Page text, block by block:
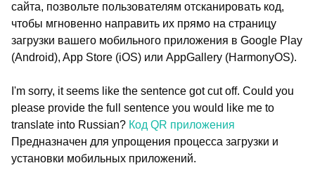
сайта, позвольте пользователям отсканировать код,
чтобы мгновенно направить их прямо на страницу
загрузки вашего мобильного приложения в Google Play
(Android), App Store (iOS) или AppGallery (HarmonyOS).
I'm sorry, it seems like the sentence got cut off. Could you
please provide the full sentence you would like me to
translate into Russian? Код QR приложения
Предназначен для упрощения процесса загрузки и
установки мобильных приложений.